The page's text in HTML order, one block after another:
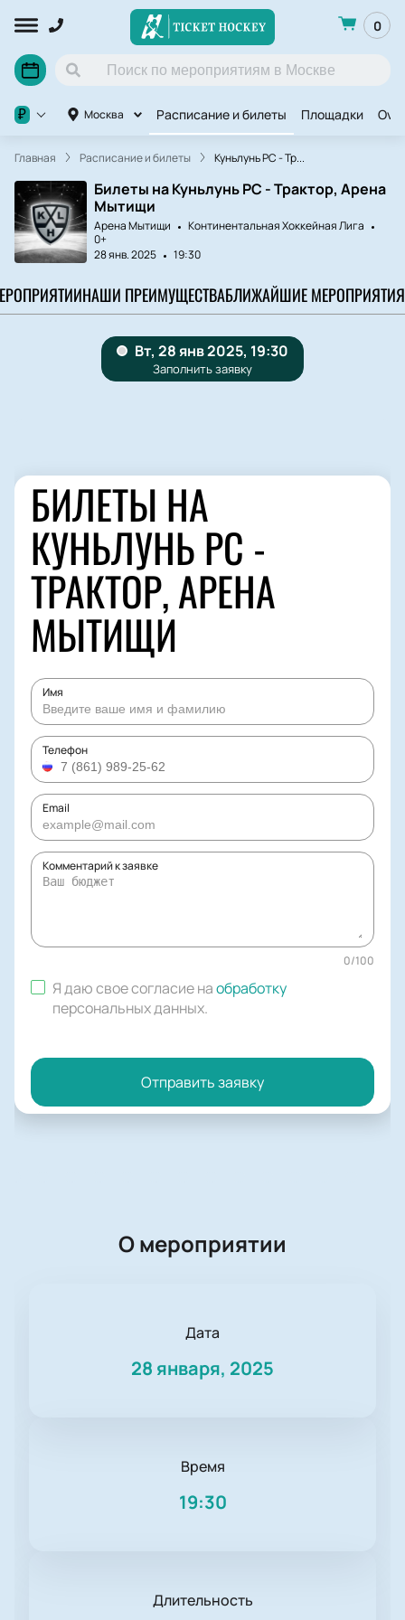
0
Москва Расписание и билеты Площадки
₽
Главная Расписание и билеты Куньлунь РС - Тр...
Билеты на Куньлунь РС - Трактор, Арена
Мытищи
Арена Мытищи
Континентальная Хоккейная Лига
0+
28 янв. 2025
19:30
НАШИ ПРЕИМУЩЕСТВАБЛИЖАЙШИЕ МЕРОПРИЯТИЯ
БИЛЕТЫ НА
КУНЬЛУНЬ РС -
ТРАКТОР, АРЕНА
МЫТИЩИ
Имя
Телефон
Email
Комментарий к заявке
0/100
Я даю свое согласие наобработку
персональных данных.
Отправить заявку
О мероприятии
Дата
28 января, 2025
Время
19:30
Длительность